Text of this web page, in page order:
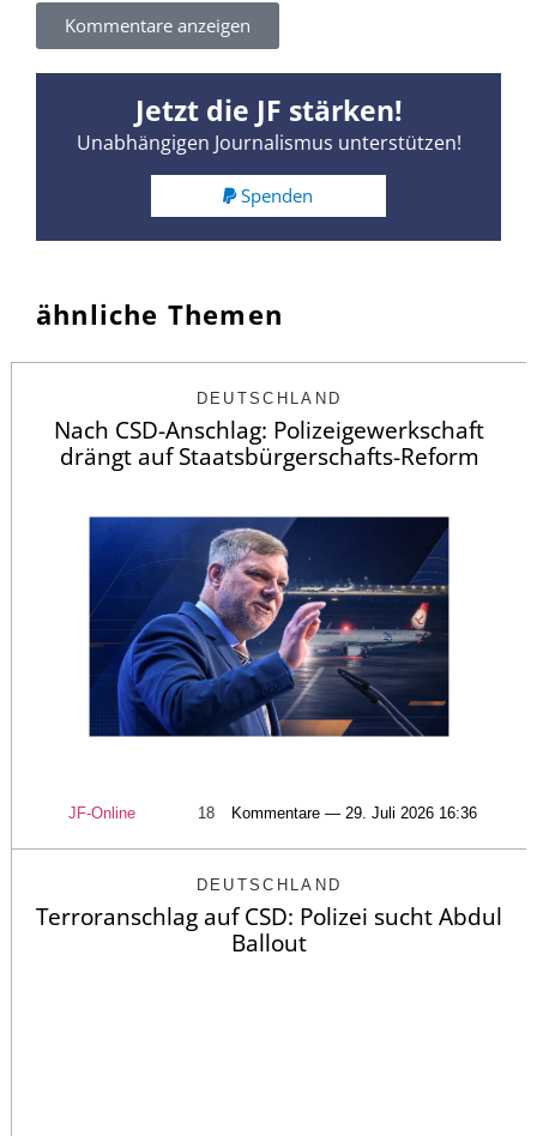
Kommentare anzeigen
Jetzt die JF stärken!
Unabhängigen Journalismus unterstützen!
Spenden
ähnliche Themen
DEUTSCHLAND
Nach CSD-Anschlag: Polizeigewerkschaft
drängt auf Staatsbürgerschafts-Reform
JF-Online 18 Kommentare — 29. Juli 2026 16:36
DEUTSCHLAND
Terroranschlag auf CSD: Polizei sucht Abdul
Ballout